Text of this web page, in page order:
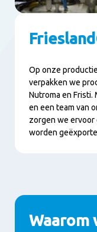
Op onze
verpakken we
Nutroma en
en een team van
zorgen we
worden
Waarom